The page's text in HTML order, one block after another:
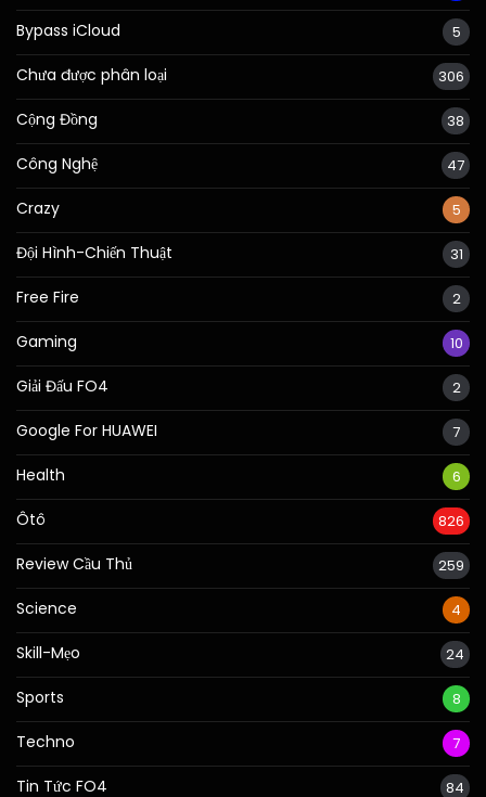
Bypass iCloud 5
Chưa được phân loại 306
Cộng Đồng 38
Công Nghệ 47
Crazy 5
Đội Hình-Chiến Thuật 31
Free Fire 2
Gaming 10
Giải Đấu FO4 2
Google For HUAWEI 7
Health 6
Ôtô 826
Review Cầu Thủ 259
Science 4
Skill-Mẹo 24
Sports 8
Techno 7
Tin Tức FO4 84